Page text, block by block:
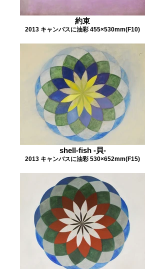
約束
2013 キャンバスに油彩 455×530mm(F10)
shell-fish -貝-
2013 キャンバスに油彩 530×652mm(F15)